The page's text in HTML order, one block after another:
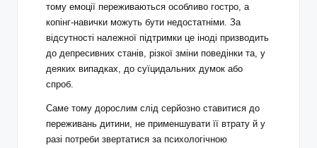
тому емоції переживаються особливо гостро, а
копінг‑навички можуть бути недостатніми. За
відсутності належної підтримки це іноді призводить
до депресивних станів, різкої зміни поведінки та, у
деяких випадках, до суїцидальних думок або
спроб.
Саме тому дорослим слід серйозно ставитися до
переживань дитини, не применшувати її втрату й у
разі потреби звертатися за психологічною